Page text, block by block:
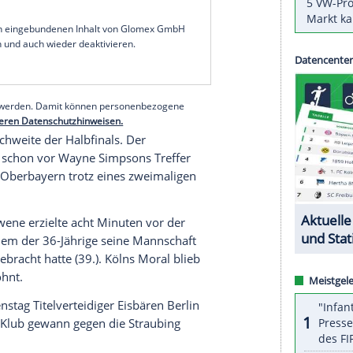
Der Hauptrundensiegerging in der
nach zuletzt zwei Niederlagen in Folge durch
Bremerhaven
im Kampf um einen Platz
Im fünften Viertelfinalduell mit den
Kölner
1:1) auf eigenem Eis seinen zweiten Erfolg
2:3.
Redaktion eingebundenen Inhalt von Glomex GmbH
lassen und auch wieder deaktivieren.
angezeigt werden. Damit können personenbezogene